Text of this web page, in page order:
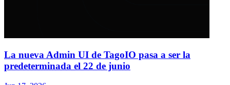
La nueva Admin UI de TagoIO pasa a ser la
predeterminada el 22 de junio